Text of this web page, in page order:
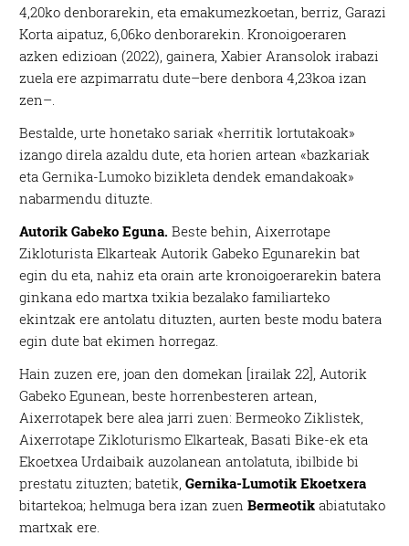
4,20ko denborarekin, eta emakumezkoetan, berriz, Garazi
Korta aipatuz, 6,06ko denborarekin. Kronoigoeraren
azken edizioan (2022), gainera, Xabier Aransolok irabazi
zuela ere azpimarratu dute–bere denbora 4,23koa izan
zen–.
Bestalde, urte honetako sariak «herritik lortutakoak»
izango direla azaldu dute, eta horien artean «bazkariak
eta Gernika-Lumoko bizikleta dendek emandakoak»
nabarmendu dituzte.
Autorik Gabeko Eguna.Beste behin, Aixerrotape
Zikloturista Elkarteak Autorik Gabeko Egunarekin bat
egin du eta, nahiz eta orain arte kronoigoerarekin batera
ginkana edo martxa txikia bezalako familiarteko
ekintzak ere antolatu dituzten, aurten beste modu batera
egin dute bat ekimen horregaz.
Hain zuzen ere, joan den domekan [irailak 22], Autorik
Gabeko Egunean, beste horrenbesteren artean,
Aixerrotapek bere alea jarri zuen: Bermeoko Ziklistek,
Aixerrotape Zikloturismo Elkarteak, Basati Bike-ek eta
Ekoetxea Urdaibaik auzolanean antolatuta, ibilbide bi
prestatu zituzten; batetik,Gernika-Lumotik Ekoetxera
bitartekoa; helmuga bera izan zuenBermeotik abiatutako
martxak ere.